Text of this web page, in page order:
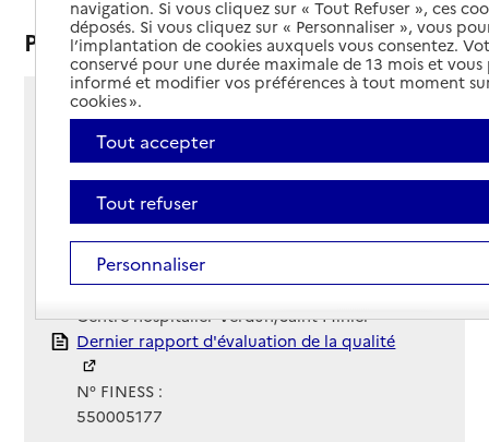
Présentation
54 rue Saint Sauveur
55100 - Verdun
Voir itinéraire
03 29 83 84 85
Contact
Contact
Site Internet
Site internet
Gestionnaire :
Centre hospitalier Verdun/Saint-Mihiel
Rapport HAS
Dernier rapport d'évaluation de la qualité
N° FINESS :
550005177
navigation. Si vous cliquez sur « Tout Refuser », ces
déposés. Si vous cliquez sur « Personnaliser », vous
l’implantation de cookies auxquels vous consentez.
conservé pour une durée maximale de 13 mois et
informé et modifier vos préférences à tout moment
cookies ».
Tout accepter
Tout refuser
Personnaliser